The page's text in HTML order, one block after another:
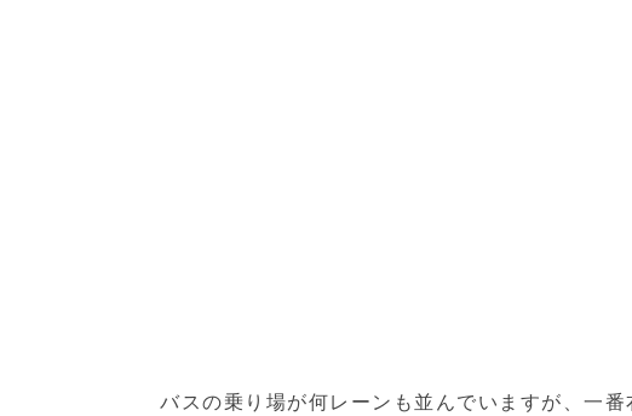
バスの乗り場が何レーンも並んでいますが、一番